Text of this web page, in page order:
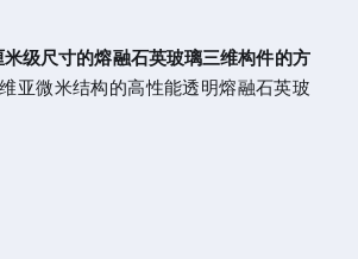
级尺寸的熔融石英玻璃三维构件的方
亚微米结构的高性能透明熔融石英玻